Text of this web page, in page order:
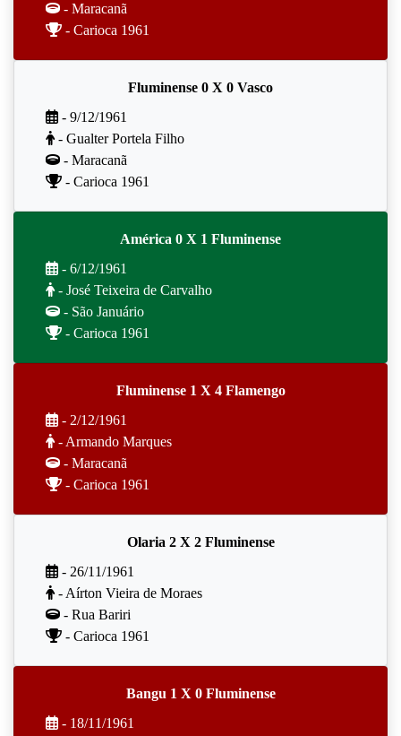
- Maracanã
- Carioca 1961
Fluminense 0 X 0 Vasco
- 9/12/1961
- Gualter Portela Filho
- Maracanã
- Carioca 1961
América 0 X 1 Fluminense
- 6/12/1961
- José Teixeira de Carvalho
- São Januário
- Carioca 1961
Fluminense 1 X 4 Flamengo
- 2/12/1961
- Armando Marques
- Maracanã
- Carioca 1961
Olaria 2 X 2 Fluminense
- 26/11/1961
- Aírton Vieira de Moraes
- Rua Bariri
- Carioca 1961
Bangu 1 X 0 Fluminense
- 18/11/1961